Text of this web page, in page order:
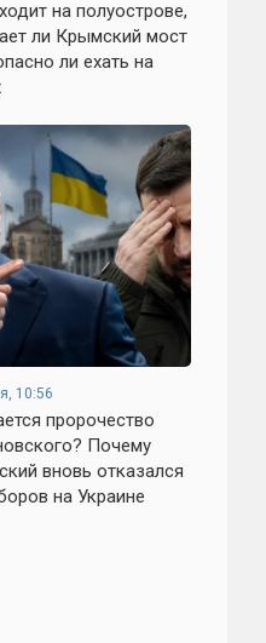
на полуострове,
ли Крымский мост
ли ехать на
10:56
пророчество
Почему
вновь отказался
на Украине